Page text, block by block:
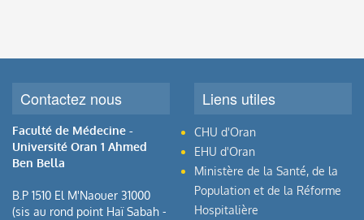
Contactez nous
Faculté de Médecine -
Université Oran 1 Ahmed
Ben Bella
B.P 1510 El M'Naouer 31000
(sis au rond point Haï Sabah -
Liens utiles
CHU d'Oran
EHU d'Oran
Ministère de la Santé, de la
Population et de la Réforme
Hospitalière